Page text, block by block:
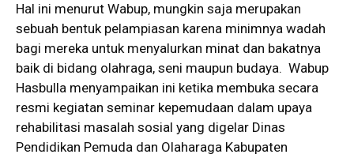
Hal ini menurut Wabup, mungkin saja merupakan
sebuah bentuk pelampiasan karena minimnya wadah
bagi mereka untuk menyalurkan minat dan bakatnya
baik di bidang olahraga, seni maupun budaya. Wabup
Hasbulla menyampaikan ini ketika membuka secara
resmi kegiatan seminar kepemudaan dalam upaya
rehabilitasi masalah sosial yang digelar Dinas
Pendidikan Pemuda dan Olaharaga Kabupaten